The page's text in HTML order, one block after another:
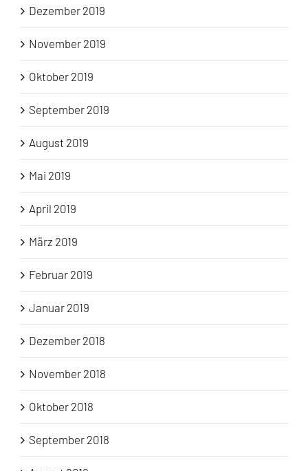
Dezember 2019
November 2019
Oktober 2019
September 2019
August 2019
Mai 2019
April 2019
März 2019
Februar 2019
Januar 2019
Dezember 2018
November 2018
Oktober 2018
September 2018